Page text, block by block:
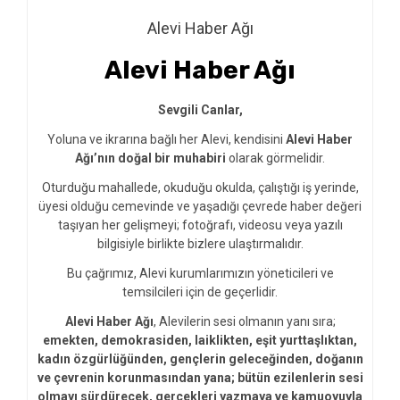
Alevi Haber Ağı
Alevi Haber Ağı
Sevgili Canlar,
Yoluna ve ikrarına bağlı her Alevi, kendisini Alevi Haber
Ağı’nın doğal bir muhabiri olarak görmelidir.
Oturduğu mahallede, okuduğu okulda, çalıştığı iş yerinde,
üyesi olduğu cemevinde ve yaşadığı çevrede haber değeri
taşıyan her gelişmeyi; fotoğrafı, videosu veya yazılı
bilgisiyle birlikte bizlere ulaştırmalıdır.
Bu çağrımız, Alevi kurumlarımızın yöneticileri ve
temsilcileri için de geçerlidir.
Alevi Haber Ağı, Alevilerin sesi olmanın yanı sıra;
emekten, demokrasiden, laiklikten, eşit yurttaşlıktan,
kadın özgürlüğünden, gençlerin geleceğinden, doğanın
ve çevrenin korunmasından yana; bütün ezilenlerin sesi
olmayı sürdürecek, gerçekleri yazmaya ve kamuoyuyla